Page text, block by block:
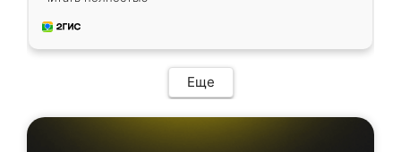
приехал замерщик, всё спокойно объяснил
и снял размеры. Изготовили в срок, с
мебель сразу встала на свое место без
каких-либо доработок. Качеством осталась
довольна, все выглядит так, как и ожидала.
Еще